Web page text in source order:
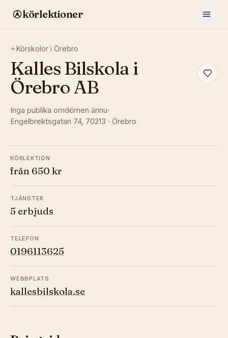
körlektioner
Körskolor i Örebro
Kalles Bilskola i
Örebro AB
Inga publika omdömen ännu
Engelbrektsgatan 74, 70213 · Örebro
KÖRLEKTION
från 650 kr
TJÄNSTER
5 erbjuds
TELEFON
0196113625
WEBBPLATS
kallesbilskola.se